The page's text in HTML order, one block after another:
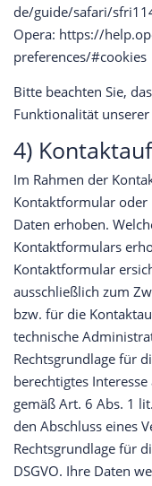
de/guide/safari/
Opera: https://
preferences/#cookies
Bitte beachten Sie,
Funktionalität
4)
Im Rahmen der
Kontaktformular oder
Daten erhoben.
Kontaktformulars
Kontaktformular
ausschließlich zum
bzw. für die
technische
Rechtsgrundlage für
berechtigtes
gemäß Art. 6 Abs. 1
den Abschluss eines
Rechtsgrundlage für
DSGVO. Ihre Daten